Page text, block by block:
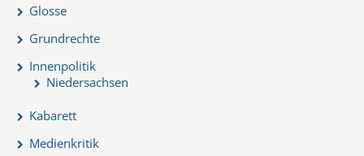
Glosse
Grundrechte
Innenpolitik
Niedersachsen
Kabarett
Medienkritik